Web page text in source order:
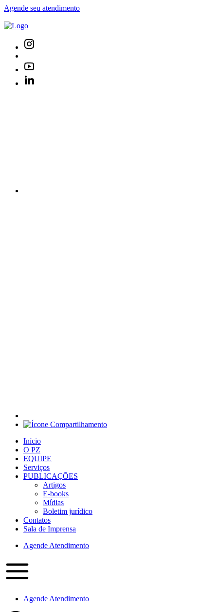
Agende seu atendimento
Início
O PZ
EQUIPE
Serviços
PUBLICAÇÕES
Artigos
E-books
Mídias
Boletim jurídico
Contatos
Sala de Imprensa
Agende Atendimento
Agende Atendimento